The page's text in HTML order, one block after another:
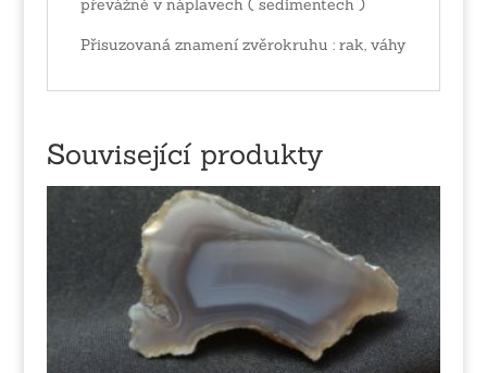
převážně v náplavech ( sedimentech )
Přisuzovaná znamení zvěrokruhu : rak, váhy
Související produkty